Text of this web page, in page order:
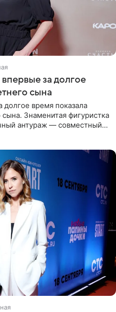
за долгое
сына
время показала
сына. Знаменитая фигуристка
антураж — совместный